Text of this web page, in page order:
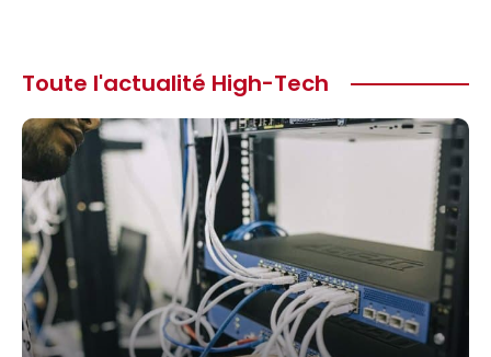
Toute l'actualité High-Tech